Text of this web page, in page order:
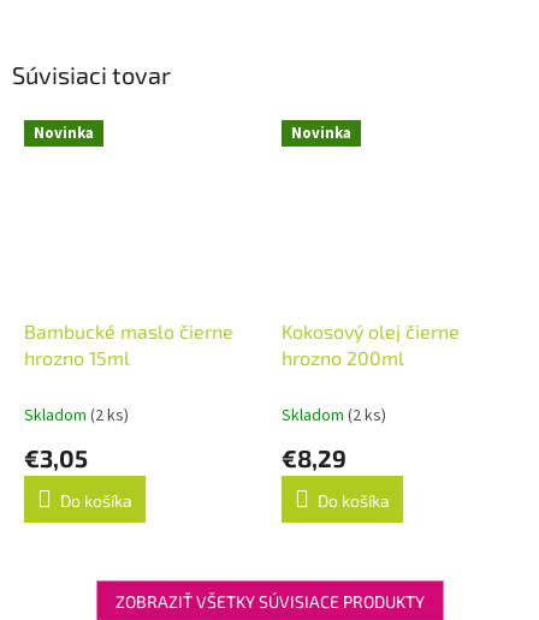
Súvisiaci tovar
Novinka
Bambucké maslo čierne
hrozno 15ml
Skladom (2 ks)
€3,05
Do košíka
Novinka
Kokosový olej čierne
hrozno 200ml
Skladom (2 ks)
€8,29
Do košíka
ZOBRAZIŤ VŠETKY SÚVISIACE PRODUKTY